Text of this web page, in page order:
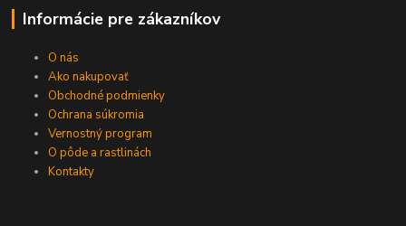
Informácie pre zákazníkov
O nás
Ako nakupovať
Obchodné podmienky
Ochrana súkromia
Vernostný program
O pôde a rastlinách
Kontakty